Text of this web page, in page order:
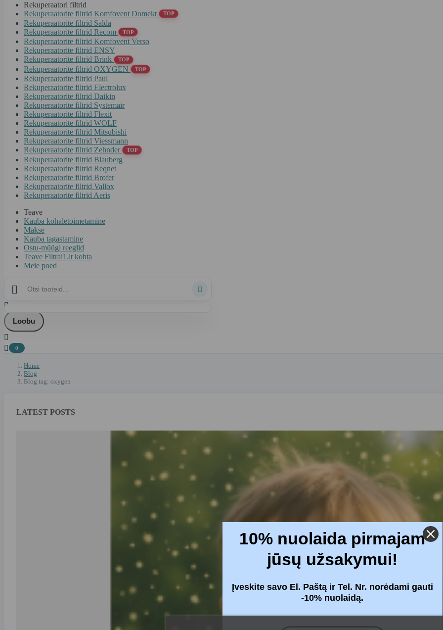
Rekuperaatori filtrid
Rekuperaatorite filtrid Komfovent Domekt
TOP
Rekuperaatorite filtrid Salda
Rekuperaatorite filtrid Recom
TOP
Rekuperaatorite filtrid Komfovent Verso
Rekuperaatorite filtrid ENSY
Rekuperaatorite filtrid Brink
TOP
Rekuperaatorite filtrid OXYGEN TOP
Rekuperaatorite filtrid Paul
Rekuperaatorite filtrid Electrolux
Rekuperaatorite filtrid Daikin
Rekuperaatorite filtrid Systemair
Rekuperaatorite filtrid Flexit
Rekuperaatorite filtrid WOLF
Rekuperaatorite filtrid Mitsubishi
Rekuperaatorite filtrid Viessmann
Rekuperaatorite filtrid Zehnder
TOP
Rekuperaatorite filtrid Blauberg
Rekuperaatorite filtrid Reqnet
Rekuperaatorite filtrid Brofer
Rekuperaatorite filtrid Vallox
Rekuperaatorite filtrid Aeris
Teave
Kauba kohaletoimetamine
Makse
Kauba tagastamine
Ostu-müügi reeglid
Teave Filtrai1.lt kohta
Meie poed



Loobu


0
Home
Blog
Blog tag: oxygen
LATEST POSTS
10% nuolaida pirmajam
jūsų užsakymui!
Įveskite savo El. Paštą ir Tel. Nr. norėdami gauti
-10% nuolaidą.